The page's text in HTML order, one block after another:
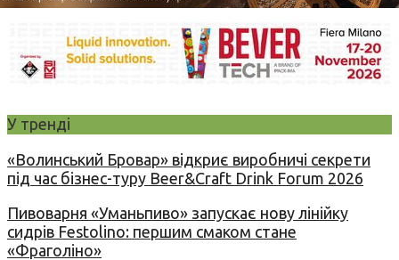
У тренді
«Волинський Бровар» відкриє виробничі секрети
під час бізнес-туру Beer&Craft Drink Forum 2026
Пивоварня «Уманьпиво» запускає нову лінійку
сидрів Festolino: першим смаком стане
«Фраголіно»